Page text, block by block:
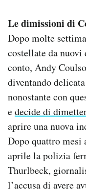
Le dimissioni di
Dopo molte
costellate da
conto, Andy
diventando
nonostante con
edecide di
aprire una nuova
Dopo quattro
aprile la polizia
Thurlbeck,
l’accusa di avere